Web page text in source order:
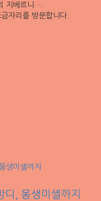
지베르니….
자리를 방문합니다.
, 몽생미셸까지